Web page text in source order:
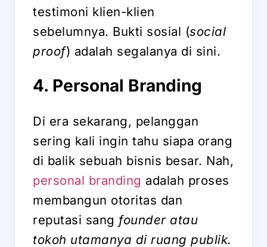
testimoni klien-klien
sebelumnya. Bukti sosial (social
proof) adalah segalanya di sini.
4. Personal Branding
Di era sekarang, pelanggan
sering kali ingin tahu siapa orang
di balik sebuah bisnis besar. Nah,
personal branding adalah proses
membangun otoritas dan
reputasi sang founder atau
tokoh utamanya di ruang publik.